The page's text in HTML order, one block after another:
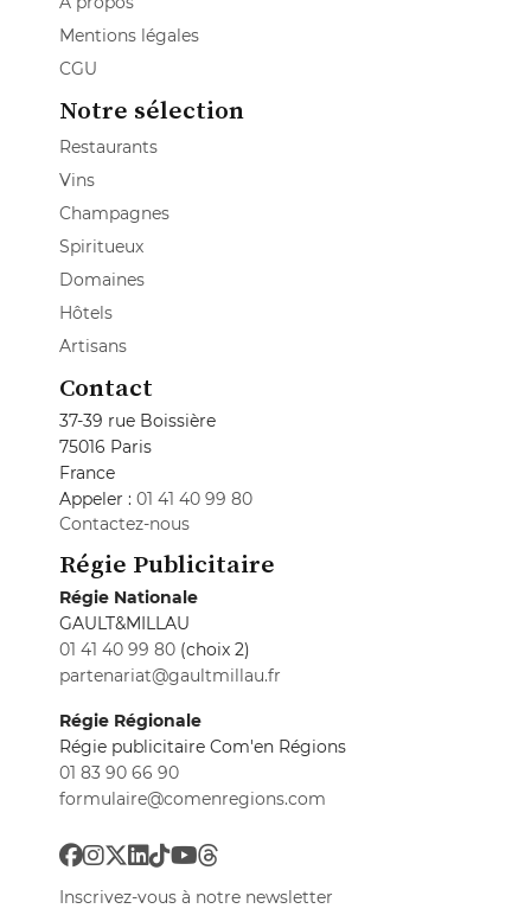
Mentions légales
CGU
Notre sélection
Restaurants
Vins
Champagnes
Spiritueux
Domaines
Hôtels
Artisans
Contact
37-39 rue Boissière
75016 Paris
France
Appeler : 01 41 40 99 80
Contactez-nous
Régie Publicitaire
Régie Nationale
GAULT&MILLAU
01 41 40 99 80 (choix 2)
partenariat@gaultmillau.fr
Régie Régionale
Régie publicitaire Com'en Régions
01 83 90 66 90
formulaire@comenregions.com
Inscrivez-vous à notre newsletter